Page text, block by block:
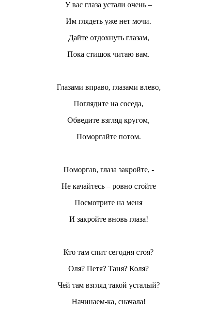
У вас глаза устали очень –
Им глядеть уже нет мочи.
Дайте отдохнуть глазам,
Пока стишок читаю вам.
Глазами вправо, глазами влево,
Поглядите на соседа,
Обведите взгляд кругом,
Поморгайте потом.
Поморгав, глаза закройте, -
Не качайтесь – ровно стойте
Посмотрите на меня
И закройте вновь глаза!
Кто там спит сегодня стоя?
Оля? Петя? Таня? Коля?
Чей там взгляд такой усталый?
Начинаем-ка, сначала!